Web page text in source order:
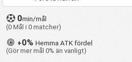
0min/mål
(0 Mål i 0 matcher)
+0% Hemma ATK fördel
(Gör mer mål 0% än vanligt)